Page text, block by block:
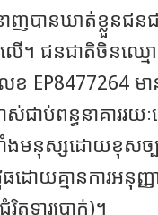
ជំនាញបានឃាត់ខ្លួន
លើ។ ជនជាតិចិនឈ្ម
ខ EP8477264 ម
ស់ជាប់ពន្ធនាគាររ
ាំងមនុស្សដោយខុសច្ប
ដោយគ្មានការអនុញ្ញ
តទារប្រាក់)។